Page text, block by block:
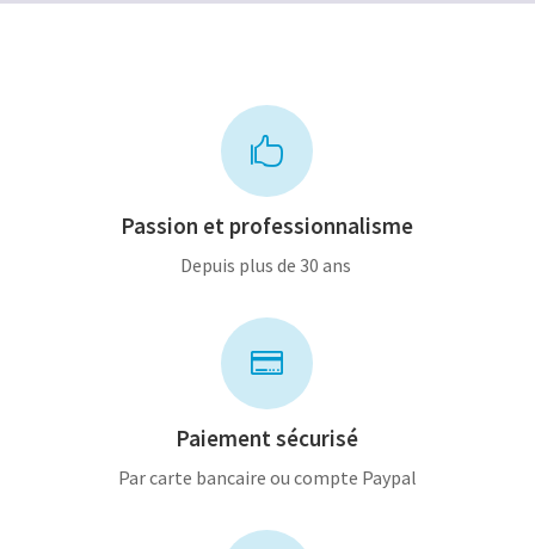

Passion et professionnalisme
Depuis plus de 30 ans

Paiement sécurisé
Par carte bancaire ou compte Paypal